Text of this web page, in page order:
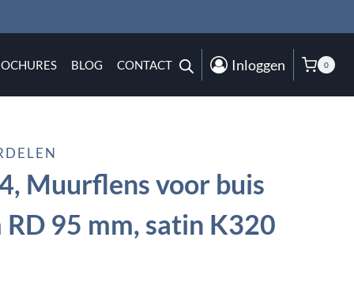
BLOG CONTACT Inloggen 0
Muurflens voor buis
95 mm, satin K320